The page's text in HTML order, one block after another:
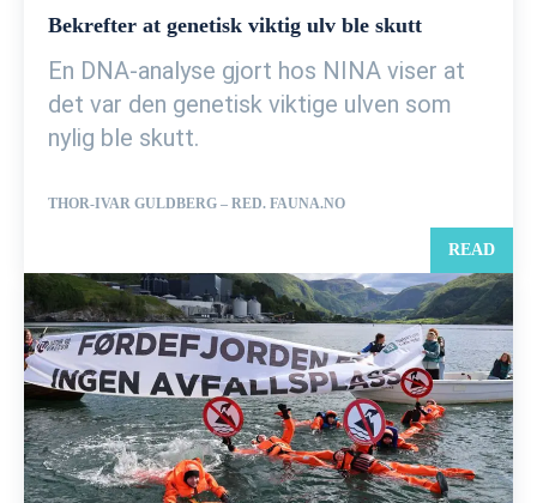
Bekrefter at genetisk viktig ulv ble skutt
En DNA-analyse gjort hos NINA viser at
det var den genetisk viktige ulven som
nylig ble skutt.
THOR-IVAR GULDBERG – RED. FAUNA.NO
READ